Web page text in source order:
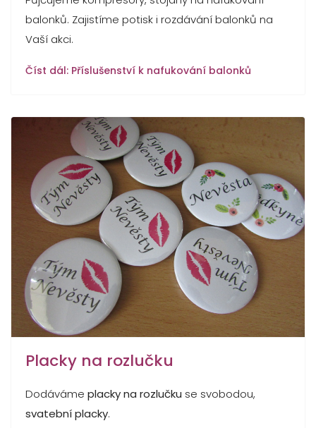
balonků. Zajistíme potisk i rozdávání balonků na
Vaší akci.
Číst dál: Příslušenství k nafukování balonků
Placky na rozlučku
Dodáváme placky na rozlučku se svobodou,
svatební placky.